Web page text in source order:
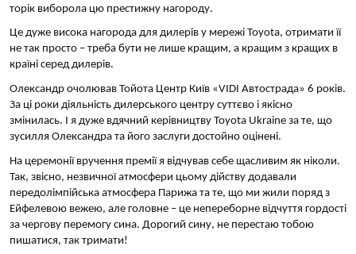
торік виборола цю престижну нагороду.
Це дуже висока нагорода для дилерів у мережі Toyota, отримати її
не так просто – треба бути не лише кращим, а кращим з кращих в
країні серед дилерів.
Олександр очолював Тойота Центр Київ «VIDI Автострада» 6 років.
За ці роки діяльність дилерського центру суттєво і якісно
змінилась. І я дуже вдячний керівництву Toyota Ukraine за те, що
зусилля Олександра та його заслуги достойно оцінені.
На церемонії вручення премії я відчував себе щасливим як ніколи.
Так, звісно, незвичної атмосфери цьому дійству додавали
передолімпійська атмосфера Парижа та те, що ми жили поряд з
Ейфелевою вежею, але головне – це непереборне відчуття гордості
за чергову перемогу сина. Дорогий сину, не перестаю тобою
пишатися, так тримати!